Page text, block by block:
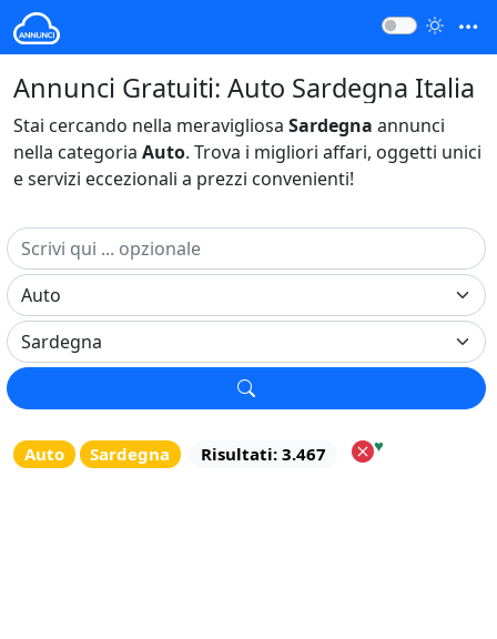
Annunci Gratuiti: Auto Sardegna Italia
Stai cercando nella meravigliosa Sardegna annunci
nella categoria Auto. Trova i migliori affari, oggetti unici
e servizi eccezionali a prezzi convenienti!
Auto Sardegna Risultati: 3.467 ♥